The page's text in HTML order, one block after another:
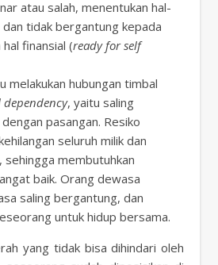
atau salah, menentukan hal-
dan tidak bergantung kepada
finansial (ready for self
melakukan hubungan timbal
, yaitu saling
pasangan. Resiko
seluruh milik dan
sehingga membutuhkan
baik. Orang dewasa
saling bergantung, dan
untuk hidup bersama.
yang tidak bisa dihindari oleh